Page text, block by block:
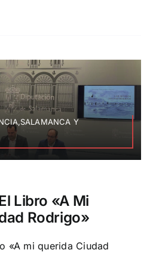
Y
Libro «A Mi
Rodrigo»
«A mi querida Ciudad